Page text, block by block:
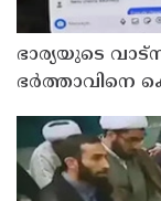
ഭാര്യയുടെ
ഭര്‍ത്താവിനെ
പദ്ധതിയിട്ട